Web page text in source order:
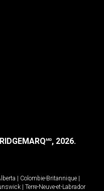
MD, 2026.
| Colombie-Britannique |
| Terre-Neuve-et-Labrador